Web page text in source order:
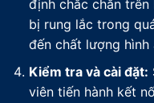
định chắc chắn
bị rung lắc trong
đến chất lượng hình
Kiểm tra và cài đặt:
viên tiến hành kết